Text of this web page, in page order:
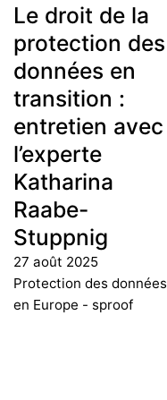
Le droit de la
protection des
données en
transition :
entretien avec
l’experte
Katharina
Raabe-
Stuppnig
27 août 2025
Protection des données
en Europe - sproof